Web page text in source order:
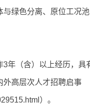
绿色分离、原位工况
3年（含）以上经历，具
外高层次人才招聘启事
）。